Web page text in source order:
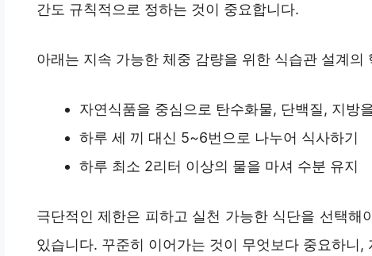
간도 규칙적으로 정하는 것이 중요합니다.
아래는 지속 가능한 체중 감량을 위한 식습관 설계의
자연식품을 중심으로 탄수화물, 단백질, 지방
하루 세 끼 대신 5~6번으로 나누어 식사하기
하루 최소 2리터 이상의 물을 마셔 수분 유지
극단적인 제한은 피하고 실천 가능한 식단을 선택해
있습니다. 꾸준히 이어가는 것이 무엇보다 중요하니